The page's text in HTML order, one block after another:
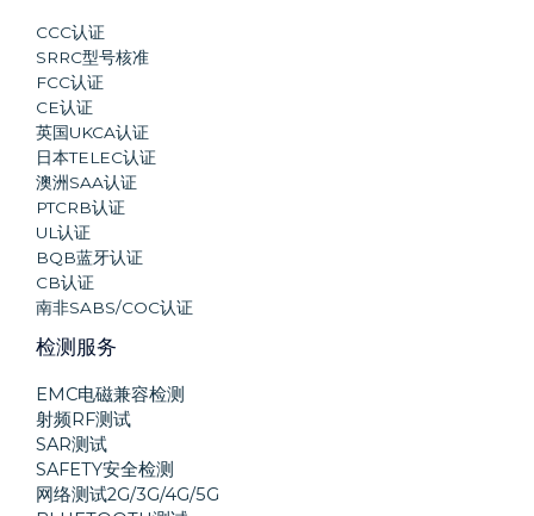
CCC认证
SRRC型号核准
FCC认证
CE认证
英国UKCA认证
日本TELEC认证
澳洲SAA认证
PTCRB认证
UL认证
BQB蓝牙认证
CB认证
南非SABS/COC认证
检测服务
EMC电磁兼容检测
射频RF测试
SAR测试
SAFETY安全检测
网络测试2G/3G/4G/5G